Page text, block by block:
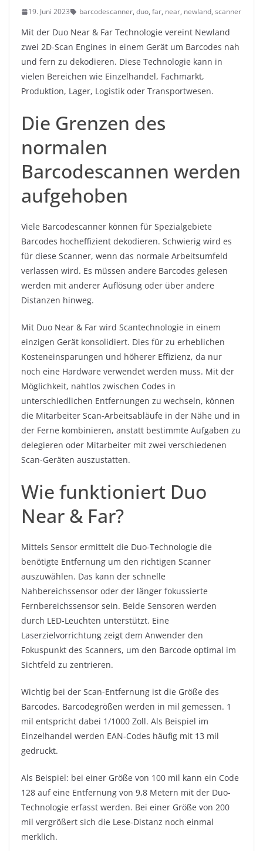
19. Juni 2023 barcodescanner, duo, far, near, newland, scanner
Mit der Duo Near & Far Technologie vereint Newland
zwei 2D-Scan Engines in einem Gerät um Barcodes nah
und fern zu dekodieren. Diese Technologie kann in
vielen Bereichen wie Einzelhandel, Fachmarkt,
Produktion, Lager, Logistik oder Transportwesen.
Die Grenzen des
normalen
Barcodescannen werden
aufgehoben
Viele Barcodescanner können für Spezialgebiete
Barcodes hocheffizient dekodieren. Schwierig wird es
für diese Scanner, wenn das normale Arbeitsumfeld
verlassen wird. Es müssen andere Barcodes gelesen
werden mit anderer Auflösung oder über andere
Distanzen hinweg.
Mit Duo Near & Far wird Scantechnologie in einem
einzigen Gerät konsolidiert. Dies für zu erheblichen
Kosteneinsparungen und höherer Effizienz, da nur
noch eine Hardware verwendet werden muss. Mit der
Möglichkeit, nahtlos zwischen Codes in
unterschiedlichen Entfernungen zu wechseln, können
die Mitarbeiter Scan-Arbeitsabläufe in der Nähe und in
der Ferne kombinieren, anstatt bestimmte Aufgaben zu
delegieren oder Mitarbeiter mit zwei verschiedenen
Scan-Geräten auszustatten.
Wie funktioniert Duo
Near & Far?
Mittels Sensor ermittelt die Duo-Technologie die
benötigte Entfernung um den richtigen Scanner
auszuwählen. Das kann der schnelle
Nahbereichssensor oder der länger fokussierte
Fernbereichssensor sein. Beide Sensoren werden
durch LED-Leuchten unterstützt. Eine
Laserzielvorrichtung zeigt dem Anwender den
Fokuspunkt des Scanners, um den Barcode optimal im
Sichtfeld zu zentrieren.
Wichtig bei der Scan-Entfernung ist die Größe des
Barcodes. Barcodegrößen werden in mil gemessen. 1
mil entspricht dabei 1/1000 Zoll. Als Beispiel im
Einzelhandel werden EAN-Codes häufig mit 13 mil
gedruckt.
Als Beispiel: bei einer Größe von 100 mil kann ein Code
128 auf eine Entfernung von 9,8 Metern mit der Duo-
Technologie erfasst werden. Bei einer Größe von 200
mil vergrößert sich die Lese-Distanz noch einmal
merklich.